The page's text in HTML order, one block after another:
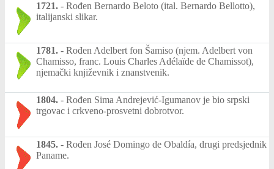
1721. - Rođen Bernardo Beloto (ital. Bernardo Bellotto),
italijanski slikar.
1781. - Rođen Adelbert fon Šamiso (njem. Adelbert von
Chamisso, franc. Louis Charles Adélaïde de Chamissot),
njemački književnik i znanstvenik.
1804. - Rođen Sima Andrejević-Igumanov je bio srpski
trgovac i crkveno-prosvetni dobrotvor.
1845. - Rođen José Domingo de Obaldía, drugi predsjednik
Paname.